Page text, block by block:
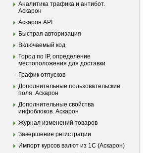
Аналитика трафика и антибот.
Аскарон
Аскарон API
Быстрая авторизация
Включаемый код
Город по IP, определение
местоположения для доставки
График отпусков
Дополнительные пользовательские
поля. Аскарон
Дополнительные свойства
инфоблоков. Аскарон
Журнал изменений товаров
Завершение регистрации
Импорт курсов валют из 1С (Аскарон)